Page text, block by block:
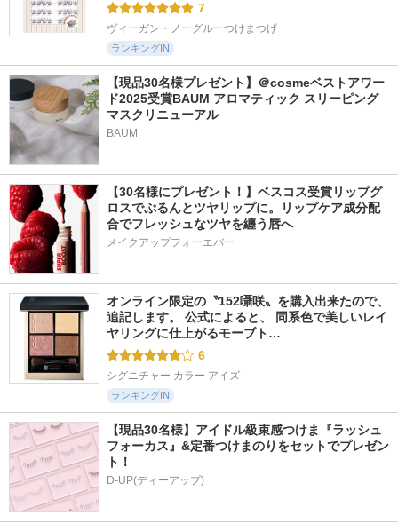
7
ヴィーガン・ノーグルーつけまつげ
ランキングIN
【現品30名様プレゼント】＠cosmeベストアワー
ド2025受賞BAUM アロマティック スリーピング
マスクリニューアル
BAUM
【30名様にプレゼント！】ベスコス受賞リップグ
ロスでぷるんとツヤリップに。リップケア成分配
合でフレッシュなツヤを纏う唇へ
メイクアップフォーエバー
オンライン限定の〝152囁咲〟を購入出来たので、
追記します。 公式によると、 同系色で美しいレイ
ヤリングに仕上がるモーブト…
6
シグニチャー カラー アイズ
ランキングIN
【現品30名様】アイドル級束感つけま『ラッシュ
フォーカス』&定番つけまのりをセットでプレゼン
ト！
D-UP(ディーアップ)